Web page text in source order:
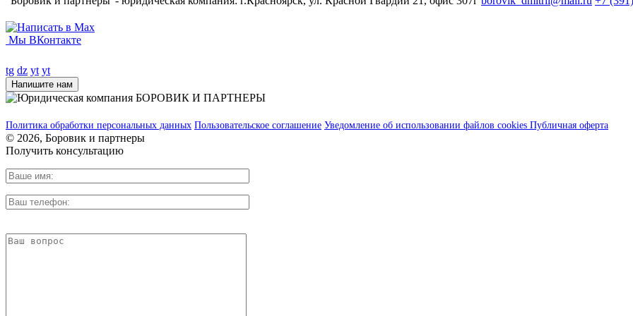
Мы ВКонтакте
tg dz yt yt
Напишите нам
Политика обработки персональных данных Пользовательское соглашение Уведомление об использовании файлов cookies Публичная оферта
© 2026, Боровик и партнеры
Получить консультацию